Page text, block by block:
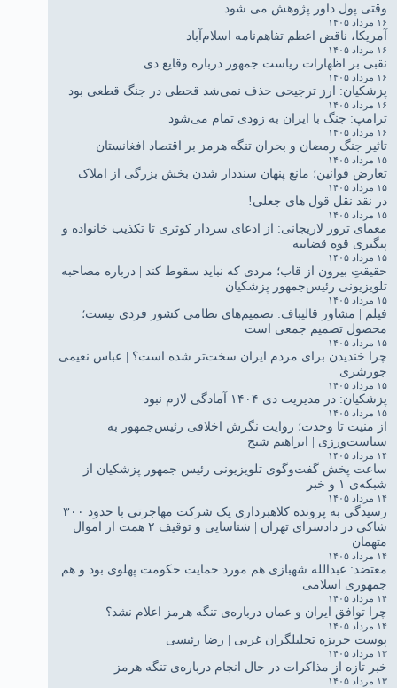
وقتی پول داور پژوهش می شود
۱۶ مرداد ۱۴۰۵
آمریکا، ناقض اعظم تفاهم‌نامه اسلام‌آباد
۱۶ مرداد ۱۴۰۵
نقبی بر اظهارات ریاست جمهور درباره وقایع دی
۱۶ مرداد ۱۴۰۵
پزشکیان: ارز ترجیحی حذف نمی‌شد قحطی در جنگ قطعی بود
۱۶ مرداد ۱۴۰۵
ترامپ: جنگ با ایران به زودی تمام می‌شود
۱۶ مرداد ۱۴۰۵
تاثیر جنگ رمضان و بحران تنگه هرمز بر اقتصاد افغانستان
۱۵ مرداد ۱۴۰۵
تعارض قوانین؛ مانع پنهان سنددار شدن بخش بزرگی از املاک
۱۵ مرداد ۱۴۰۵
در نقد نقل قول های جعلی!
۱۵ مرداد ۱۴۰۵
معمای ترور لاریجانی: از ادعای سردار کوثری تا تکذیب خانواده و
پیگیری قوه قضاییه
۱۵ مرداد ۱۴۰۵
حقیقتِ بیرون از قاب؛ مردی که نباید سقوط کند | درباره مصاحبه
تلویزیونی رئیس‌جمهور پزشکیان
۱۵ مرداد ۱۴۰۵
فیلم | مشاور قالیباف: تصمیم‌های نظامی کشور فردی نیست؛
محصول تصمیم جمعی است
۱۵ مرداد ۱۴۰۵
چرا خندیدن برای مردم ایران سخت‌تر شده است؟ | عباس نعیمی
جورشری
۱۵ مرداد ۱۴۰۵
پزشکیان: در مدیریت دی ۱۴۰۴ آمادگی لازم نبود
۱۵ مرداد ۱۴۰۵
از منیت تا وحدت؛ روایت نگرش اخلاقی رئیس‌جمهور به
سیاست‌ورزی | ابراهیم شیخ
۱۴ مرداد ۱۴۰۵
ساعت پخش گفت‌وگوی تلویزیونی رئیس جمهور پزشکیان از
شبکه‌ی ۱ و خبر
۱۴ مرداد ۱۴۰۵
رسیدگی به پرونده کلاهبرداری یک شرکت مهاجرتی با حدود ۳۰۰
شاکی در دادسرای تهران | شناسایی و توقیف ۲ همت از اموال
متهمان
۱۴ مرداد ۱۴۰۵
معتضد: عبدالله شهبازی هم مورد حمایت حکومت پهلوی بود و هم
جمهوری اسلامی
۱۴ مرداد ۱۴۰۵
چرا توافق ایران و عمان درباره‌ی تنگه هرمز اعلام نشد؟
۱۴ مرداد ۱۴۰۵
پوست خربزه تحلیلگران غربی | رضا رئیسی
۱۳ مرداد ۱۴۰۵
خبر تازه از مذاکرات در حال انجام درباره‌ی تنگه هرمز
۱۳ مرداد ۱۴۰۵